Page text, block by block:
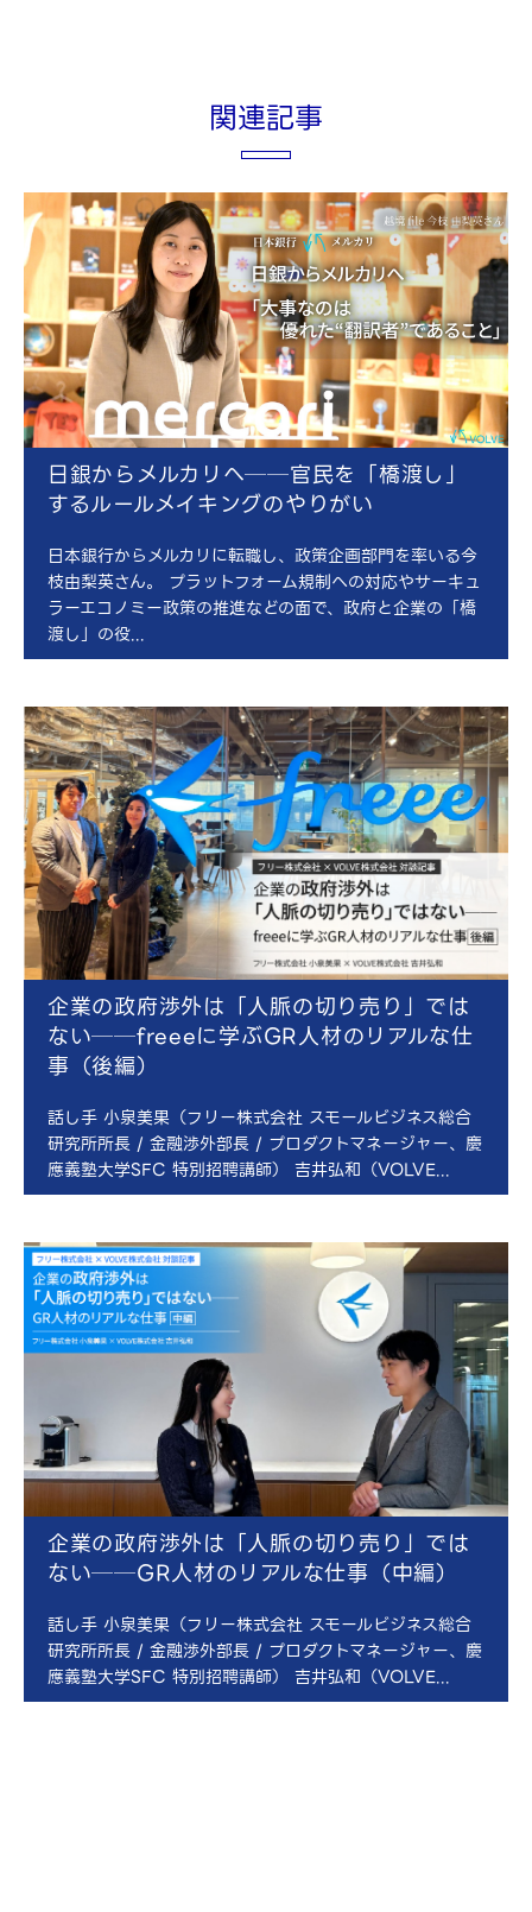
関連記事
日銀からメルカリへ──官民を「橋渡し」
するルールメイキングのやりがい
日本銀行からメルカリに転職し、政策企画部門を率いる今
枝由梨英さん。 プラットフォーム規制への対応やサーキュ
ラーエコノミー政策の推進などの面で、政府と企業の「橋
渡し」の役...
企業の政府渉外は「人脈の切り売り」では
ない──freeeに学ぶGR人材のリアルな仕
事（後編）
話し手 小泉美果（フリー株式会社 スモールビジネス総合
研究所所長 / 金融渉外部長 / プロダクトマネージャー、慶
應義塾大学SFC 特別招聘講師） 吉井弘和（VOLVE...
企業の政府渉外は「人脈の切り売り」では
ない──GR人材のリアルな仕事（中編）
話し手 小泉美果（フリー株式会社 スモールビジネス総合
研究所所長 / 金融渉外部長 / プロダクトマネージャー、慶
應義塾大学SFC 特別招聘講師） 吉井弘和（VOLVE...